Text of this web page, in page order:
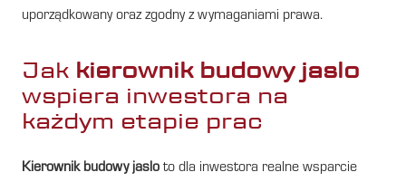
uporządkowany oraz zgodny z wymaganiami prawa.
Jak kierownik budowy jaslo
wspiera inwestora na
każdym etapie prac
Kierownik budowy jaslo to dla inwestora realne wsparcie